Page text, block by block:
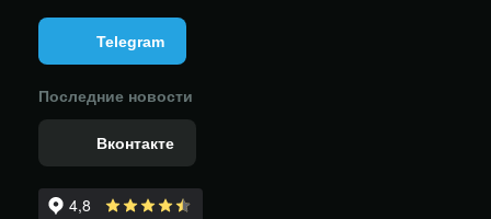
Telegram
Последние новости
Вконтакте